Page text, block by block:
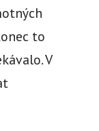
to
V